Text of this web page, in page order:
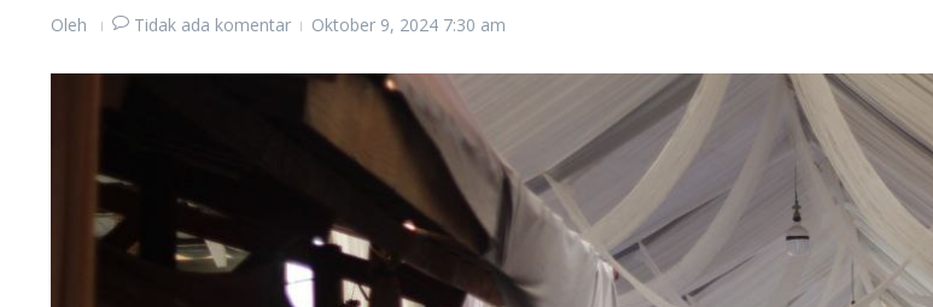
Oleh Tidak ada komentar Oktober 9, 2024 7:30 am